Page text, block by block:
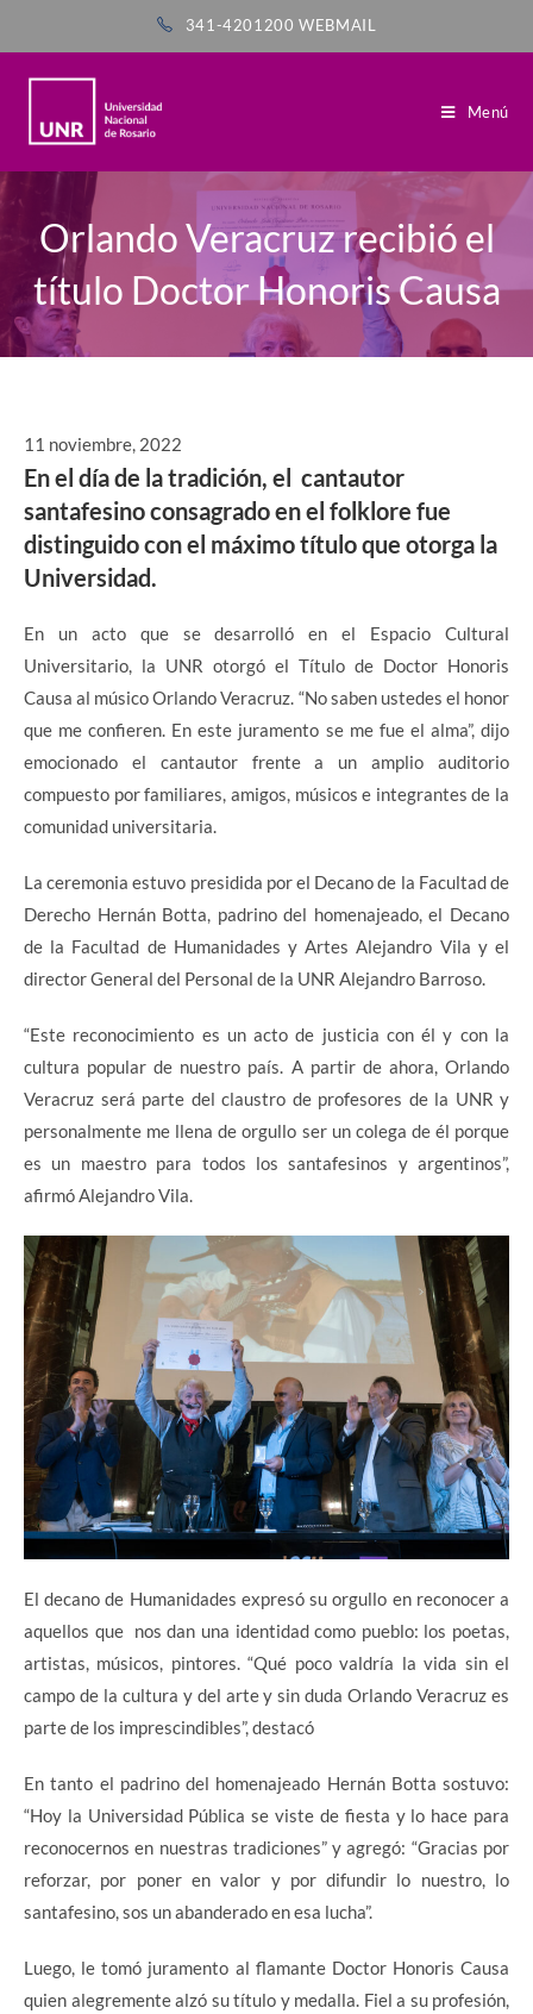
341-4201200WEBMAIL
Menú
Orlando Veracruz recibió el
título Doctor Honoris Causa
11 noviembre, 2022
En el día de la tradición, el cantautor
santafesino consagrado en el folklore fue
distinguido con el máximo título que otorga la
Universidad.
En un acto que se desarrolló en el Espacio Cultural
Universitario, la UNR otorgó el Título de Doctor Honoris
Causa al músico Orlando Veracruz. “No saben ustedes el honor
que me confieren. En este juramento se me fue el alma”, dijo
emocionado el cantautor frente a un amplio auditorio
compuesto por familiares, amigos, músicos e integrantes de la
comunidad universitaria.
La ceremonia estuvo presidida por el Decano de la Facultad de
Derecho Hernán Botta, padrino del homenajeado, el Decano
de la Facultad de Humanidades y Artes Alejandro Vila y el
director General del Personal de la UNR Alejandro Barroso.
“Este reconocimiento es un acto de justicia con él y con la
cultura popular de nuestro país. A partir de ahora, Orlando
Veracruz será parte del claustro de profesores de la UNR y
personalmente me llena de orgullo ser un colega de él porque
es un maestro para todos los santafesinos y argentinos”,
afirmó Alejandro Vila.
El decano de Humanidades expresó su orgullo en reconocer a
aquellos que nos dan una identidad como pueblo: los poetas,
artistas, músicos, pintores. “Qué poco valdría la vida sin el
campo de la cultura y del arte y sin duda Orlando Veracruz es
parte de los imprescindibles”, destacó
En tanto el padrino del homenajeado Hernán Botta sostuvo:
“Hoy la Universidad Pública se viste de fiesta y lo hace para
reconocernos en nuestras tradiciones” y agregó: “Gracias por
reforzar, por poner en valor y por difundir lo nuestro, lo
santafesino, sos un abanderado en esa lucha”.
Luego, le tomó juramento al flamante Doctor Honoris Causa
quien alegremente alzó su título y medalla. Fiel a su profesión,